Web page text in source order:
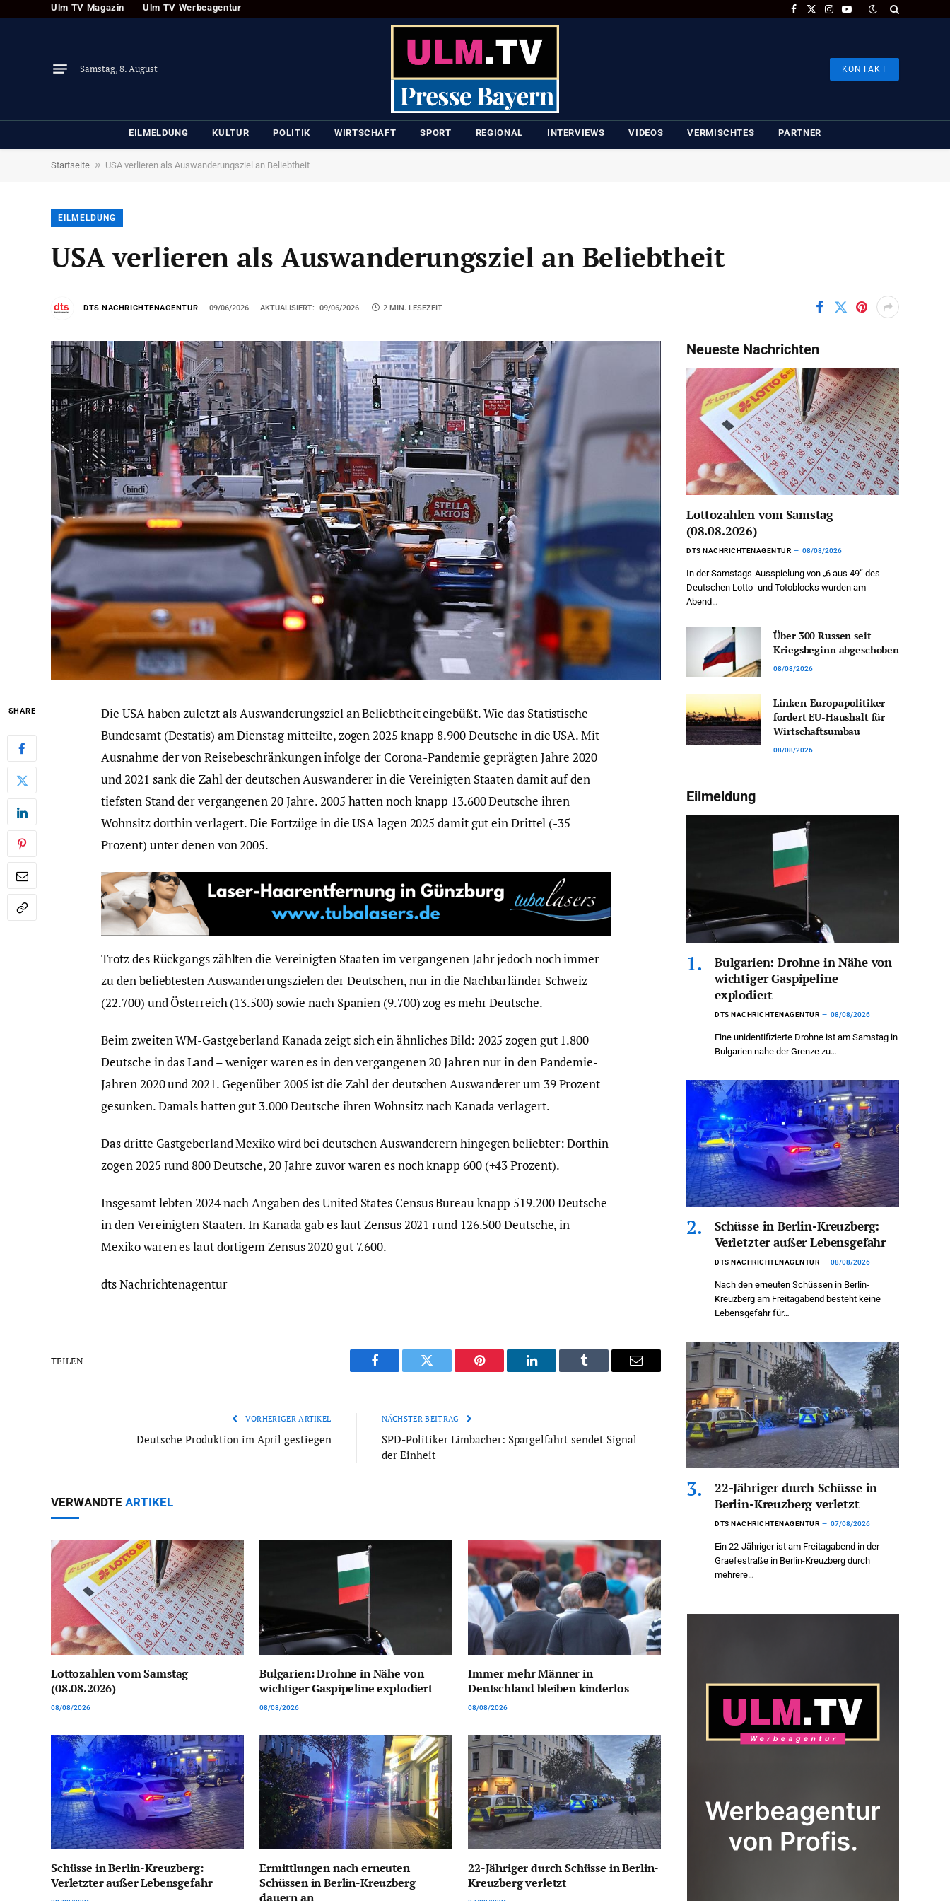
Ulm TV Magazin Ulm TV Werbeagentur
Facebook
X
Instagram
YouTube
Samstag, 8. August KONTAKT
EILMELDUNG KULTUR POLITIK WIRTSCHAFT SPORT REGIONAL INTERVIEWS VIDEOS VERMISCHTES PARTNER
Startseite » USA verlieren als Auswanderungsziel an Beliebtheit
EILMELDUNG
USA verlieren als Auswanderungsziel an Beliebtheit
DTS NACHRICHTENAGENTUR 09/06/2026 AKTUALISIERT: 09/06/2026 2 MIN. LESEZEIT
SHARE
Die USA haben zuletzt als Auswanderungsziel an Beliebtheit eingebüßt. Wie das Statistische
Bundesamt (Destatis) am Dienstag mitteilte, zogen 2025 knapp 8.900 Deutsche in die USA. Mit
Ausnahme der von Reisebeschränkungen infolge der Corona-Pandemie geprägten Jahre 2020
und 2021 sank die Zahl der deutschen Auswanderer in die Vereinigten Staaten damit auf den
tiefsten Stand der vergangenen 20 Jahre. 2005 hatten noch knapp 13.600 Deutsche ihren
Wohnsitz dorthin verlagert. Die Fortzüge in die USA lagen 2025 damit gut ein Drittel (-35
Prozent) unter denen von 2005.
Trotz des Rückgangs zählten die Vereinigten Staaten im vergangenen Jahr jedoch noch immer
zu den beliebtesten Auswanderungszielen der Deutschen, nur in die Nachbarländer Schweiz
(22.700) und Österreich (13.500) sowie nach Spanien (9.700) zog es mehr Deutsche.
Beim zweiten WM-Gastgeberland Kanada zeigt sich ein ähnliches Bild: 2025 zogen gut 1.800
Deutsche in das Land – weniger waren es in den vergangenen 20 Jahren nur in den Pandemie-
Jahren 2020 und 2021. Gegenüber 2005 ist die Zahl der deutschen Auswanderer um 39 Prozent
gesunken. Damals hatten gut 3.000 Deutsche ihren Wohnsitz nach Kanada verlagert.
Das dritte Gastgeberland Mexiko wird bei deutschen Auswanderern hingegen beliebter: Dorthin
zogen 2025 rund 800 Deutsche, 20 Jahre zuvor waren es noch knapp 600 (+43 Prozent).
Insgesamt lebten 2024 nach Angaben des United States Census Bureau knapp 519.200 Deutsche
in den Vereinigten Staaten. In Kanada gab es laut Zensus 2021 rund 126.500 Deutsche, in
Mexiko waren es laut dortigem Zensus 2020 gut 7.600.
dts Nachrichtenagentur
TEILEN
Facebook Twitter Pinterest LinkedIn Tumblr Email
VORHERIGER ARTIKEL
Deutsche Produktion im April gestiegen
NÄCHSTER BEITRAG
SPD-Politiker Limbacher: Spargelfahrt sendet Signal
der Einheit
VERWANDTE ARTIKEL
Lottozahlen vom Samstag
(08.08.2026)
08/08/2026
Bulgarien: Drohne in Nähe von
wichtiger Gaspipeline explodiert
08/08/2026
Immer mehr Männer in
Deutschland bleiben kinderlos
08/08/2026
Schüsse in Berlin-Kreuzberg:
Verletzter außer Lebensgefahr
Ermittlungen nach erneuten
Schüssen in Berlin-Kreuzberg
dauern an
22-Jähriger durch Schüsse in Berlin-
Kreuzberg verletzt
Neueste Nachrichten
Lottozahlen vom Samstag
(08.08.2026)
DTS NACHRICHTENAGENTUR 08/08/2026
In der Samstags-Ausspielung von „6 aus 49“ des
Deutschen Lotto- und Totoblocks wurden am
Abend…
Über 300 Russen seit
Kriegsbeginn abgeschoben
08/08/2026
Linken-Europapolitiker
fordert EU-Haushalt für
Wirtschaftsumbau
08/08/2026
Eilmeldung
Bulgarien: Drohne in Nähe von
wichtiger Gaspipeline
explodiert
DTS NACHRICHTENAGENTUR 08/08/2026
Eine unidentifizierte Drohne ist am Samstag in
Bulgarien nahe der Grenze zu…
Schüsse in Berlin-Kreuzberg:
Verletzter außer Lebensgefahr
DTS NACHRICHTENAGENTUR 08/08/2026
Nach den erneuten Schüssen in Berlin-
Kreuzberg am Freitagabend besteht keine
Lebensgefahr für…
22-Jähriger durch Schüsse in
Berlin-Kreuzberg verletzt
DTS NACHRICHTENAGENTUR 07/08/2026
Ein 22-Jähriger ist am Freitagabend in der
Graefestraße in Berlin-Kreuzberg durch
mehrere…